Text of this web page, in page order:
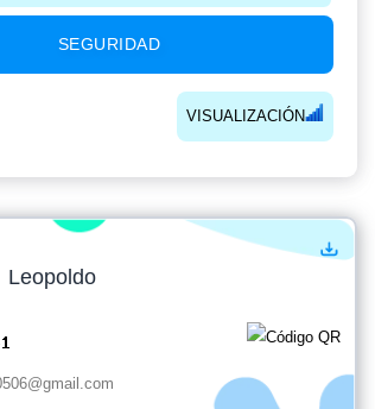
SEGURIDAD
VISUALIZACIÓN
Leopoldo